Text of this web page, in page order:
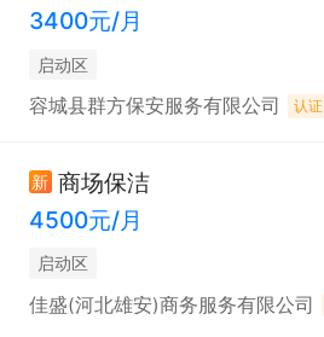
3400元/月
启动区
容城县群方保安服务有限公司 认证
新 商场保洁
4500元/月
启动区
佳盛(河北雄安)商务服务有限公司